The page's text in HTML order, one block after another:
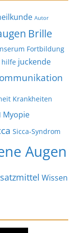
Autor
Brille
Fortbildung
hilfe juckende
Krankheiten
Myopie
Sicca-Syndrom
Augen
Wissen